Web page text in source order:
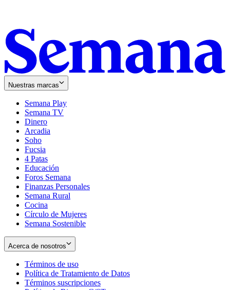
Nuestras marcas
Semana Play
Semana TV
Dinero
Arcadia
Soho
in
new
window
Fucsia
in
new
window
4 Patas
Educación
Foros Semana
Finanzas Personales
Semana Rural
Cocina
Círculo de Mujeres
Semana Sostenible
Acerca de nosotros
Términos de uso
in
new
Política de Tratamiento de Datos
Términos suscripciones